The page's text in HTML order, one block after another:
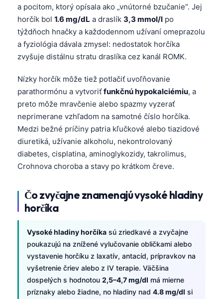
a pocitom, ktorý opísala ako „vnútorné bzučanie“. Jej
horčík bol 1.6 mg/dL a draslík 3,3 mmol/l po
týždňoch hnačky a každodennom užívaní omeprazolu
a fyziológia dávala zmysel: nedostatok horčíka
zvyšuje distálnu stratu draslíka cez kanál ROMK.
Nízky horčík môže tiež potlačiť uvoľňovanie
parathormónu a vytvoriť funkčnú hypokalciémiu, a
preto môže mravčenie alebo spazmy vyzerať
neprimerane vzhľadom na samotné číslo horčíka.
Medzi bežné príčiny patria kľučkové alebo tiazidové
diuretiká, užívanie alkoholu, nekontrolovaný
diabetes, cisplatina, aminoglykozidy, takrolimus,
Crohnova choroba a stavy po krátkom čreve.
Čo zvyčajne znamenajú vysoké hladiny
horčíka
Vysoké hladiny horčíka sú zriedkavé a zvyčajne
poukazujú na znížené vylučovanie obličkami alebo
vystavenie horčíku z laxatív, antacíd, prípravkov na
vyšetrenie čriev alebo z IV terapie. Väčšina
dospelých s hodnotou 2,5–4,7 mg/dl má mierne
príznaky alebo žiadne, no hladiny nad 4.8 mg/dl si